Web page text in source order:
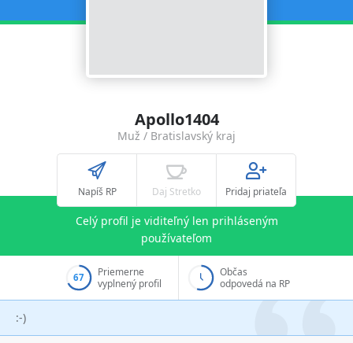
Apollo1404
Muž / Bratislavský kraj
Napíš RP Daj Stretko Pridaj priateľa
Celý profil je viditeľný len prihláseným
používateľom
67
Priemerne
vyplnený profil
Občas
odpovedá na RP
:-)